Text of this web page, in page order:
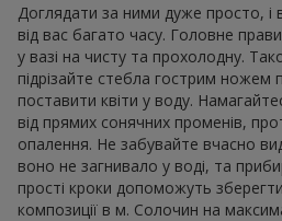
Доглядати за ними дуже просто,
від вас багато часу. Головне
у вазі на чисту та прохолодну.
підрізайте стебла гострим ножем
поставити квіти у воду.
від прямих сонячних променів,
опалення. Не забувайте вчасно
воно не загнивало у воді, та
прості кроки допоможуть
композиції в м. Солочин на